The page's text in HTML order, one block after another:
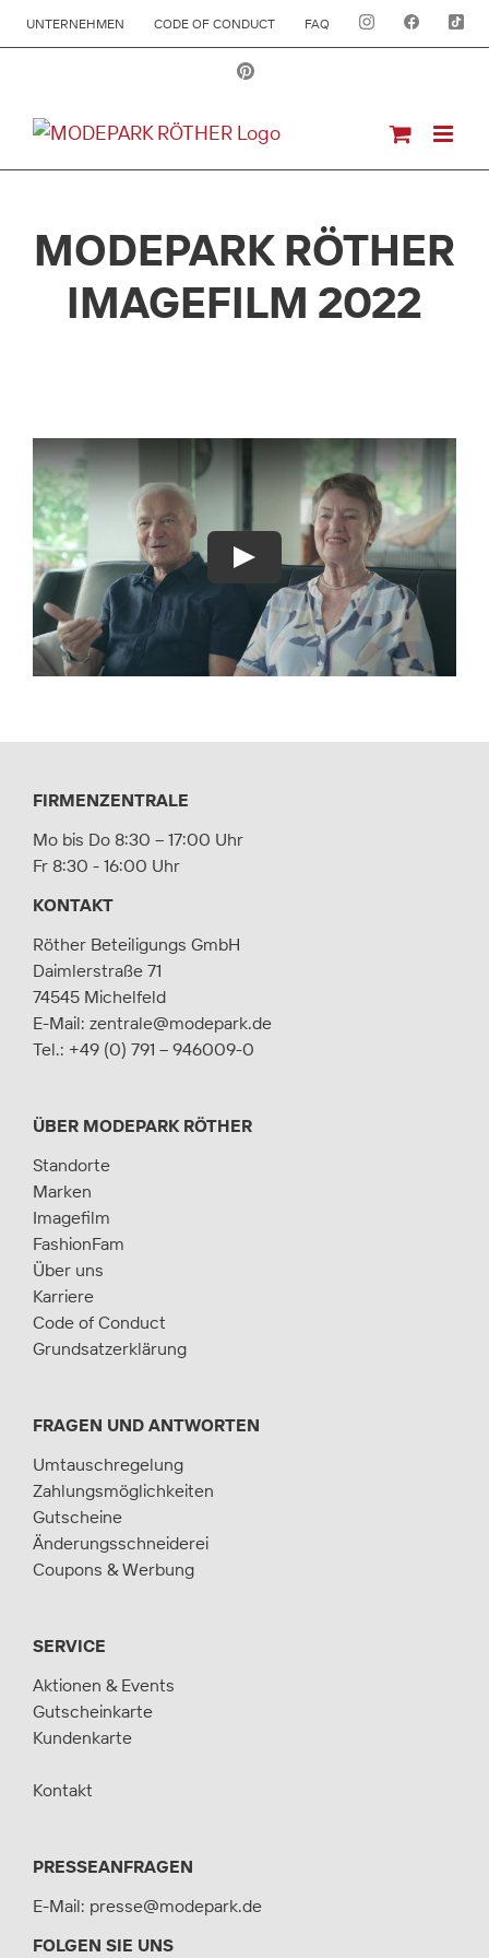
UNTERNEHMEN CODE OF CONDUCT FAQ
MODEPARK RÖTHER
IMAGEFILM 2022
FIRMENZENTRALE
Mo bis Do 8:30 – 17:00 Uhr
Fr 8:30 - 16:00 Uhr
KONTAKT
Röther Beteiligungs GmbH
Daimlerstraße 71
74545 Michelfeld
E-Mail: zentrale@modepark.de
Tel.: +49 (0) 791 – 946009-0
ÜBER MODEPARK RÖTHER
Standorte
Marken
Imagefilm
FashionFam
Über uns
Karriere
Code of Conduct
Grundsatzerklärung
FRAGEN UND ANTWORTEN
Umtauschregelung
Zahlungsmöglichkeiten
Gutscheine
Änderungsschneiderei
Coupons & Werbung
SERVICE
Aktionen & Events
Gutscheinkarte
Kundenkarte
Kontakt
PRESSEANFRAGEN
E-Mail: presse@modepark.de
FOLGEN SIE UNS